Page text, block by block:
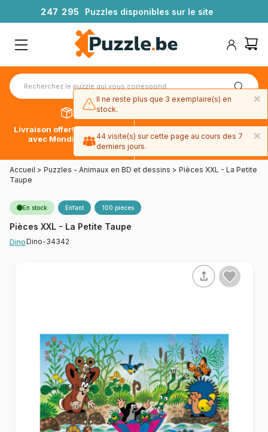
247 295 Puzzles disponibles sur le site
Livraison offerte dès 39€*
avec Mondial Relay
Paiement en 4x sans frais
avec Paypal
Accueil > Puzzles - Animaux en BD et dessins > Pièces XXL - La Petite
Taupe
En stock Enfant 100 pièces
Pièces XXL - La Petite Taupe
DinoDino-34342
×
Il ne reste plus que 3 exemplaire(s) en
stock.
×
44 visite(s) sur cette page au cours des 7
derniers jours.